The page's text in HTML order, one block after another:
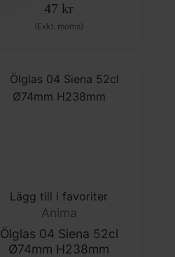
47 kr
(Exkl. moms)
Lägg till i favoriter
Anima
Ölglas 04 Siena 52cl
Ø74mm H238mm